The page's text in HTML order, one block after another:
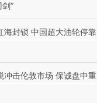
”
海封锁 中国超大油轮停靠
冲击伦敦市场 保诚盘中重